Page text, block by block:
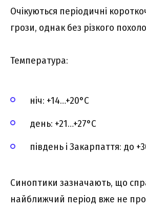
Очікуються періодичні
грози, однак без різкого
Температура:
ніч: +14…+20°C
день: +21…+27°C
південь і Закарпаття: до
Синоптики зазначають, що
найближчий період вже не